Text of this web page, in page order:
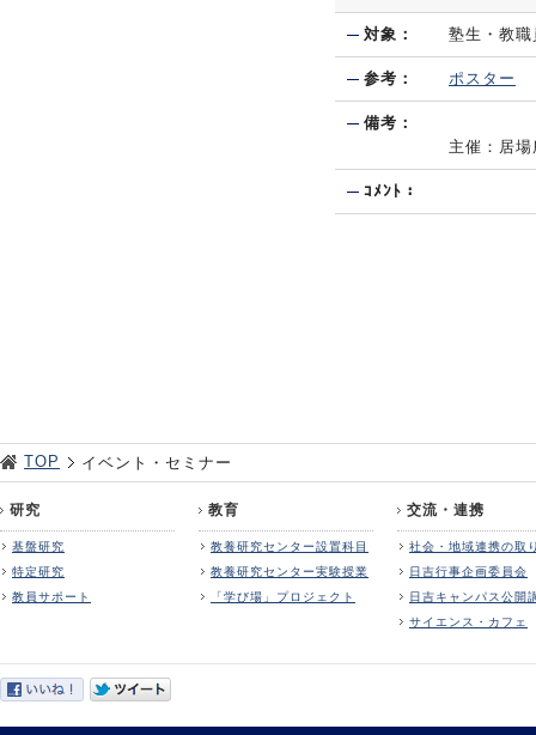
対象： 塾生・教職
参考： ポスター
備考：
主催：居
ｺﾒﾝﾄ：
TOP イベント・セミナー
研究
基盤研究
特定研究
教員サポート
教育
教養研究センター設置科目
教養研究センター実験授業
「学び場」プロジェクト
交流・連携
社会・地域連携の取
日吉行事企画委員会
日吉キャンパス公開
サイエンス・カフェ